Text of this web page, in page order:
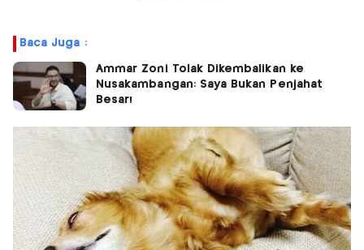
Baca Juga :
Ammar Zoni Tolak Dikembalikan ke
Nusakambangan: Saya Bukan Penjahat
Besar!